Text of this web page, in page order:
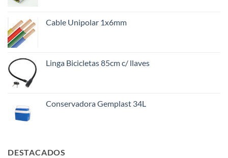
Cable Unipolar 1x6mm
Linga Bicicletas 85cm c/ llaves
Conservadora Gemplast 34L
DESTACADOS